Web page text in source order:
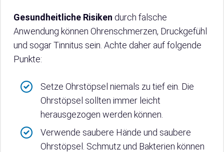
Gesundheitliche Risiken durch falsche
Anwendung können Ohrenschmerzen, Druckgefühl
und sogar Tinnitus sein. Achte daher auf folgende
Punkte:
Setze Ohrstöpsel niemals zu tief ein. Die
Ohrstöpsel sollten immer leicht
herausgezogen werden können.
Verwende saubere Hände und saubere
Ohrstöpsel. Schmutz und Bakterien können